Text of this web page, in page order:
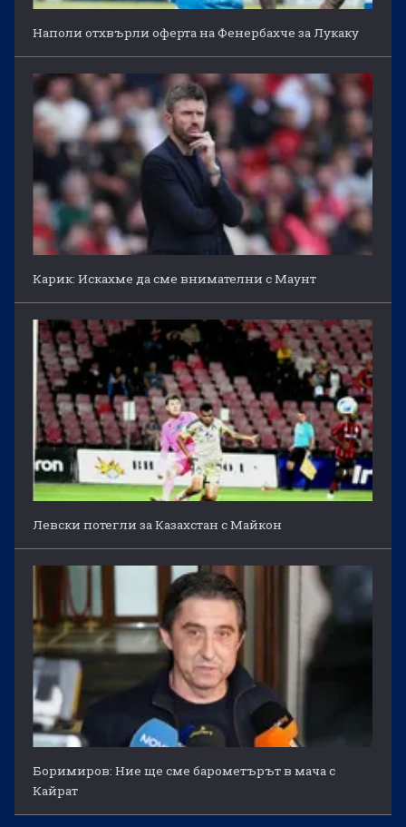
Наполи отхвърли оферта на Фенербахче за Лукаку
Карик: Искахме да сме внимателни с Маунт
Левски потегли за Казахстан с Майкон
Боримиров: Ние ще сме барометърът в мача с
Кайрат